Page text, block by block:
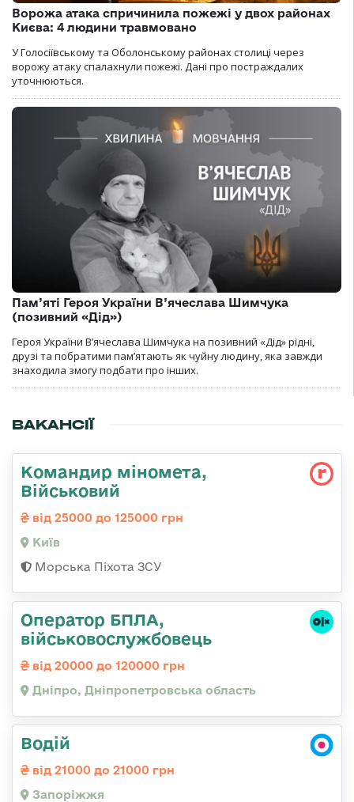
Ворожа атака спричинила пожежі у двох районах
Києва: 4 людини травмовано
У Голосіївському та Оболонському районах столиці через
ворожу атаку спалахнули пожежі. Дані про постраждалих
уточнюються.
Пам’яті Героя України В’ячеслава Шимчука
(позивний «Дід»)
Героя України В’ячеслава Шимчука на позивний «Дід» рідні,
друзі та побратими пам’ятають як чуйну людину, яка завжди
знаходила змогу подбати про інших.
ВАКАНСІЇ
Командир міномета,
Військовий
від 25000 до 125000 грн
Київ
Морська Піхота ЗСУ
Оператор БПЛА,
військовослужбовець
від 20000 до 120000 грн
Дніпро, Дніпропетровська область
Водій
від 21000 до 21000 грн
Запоріжжя